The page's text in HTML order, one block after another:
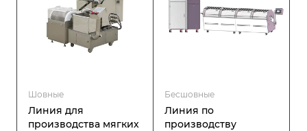
Шовные
Линия для
производства мягких
Бесшовные
Линия по
производству